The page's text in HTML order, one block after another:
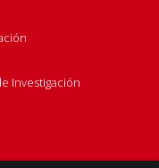
Investigación